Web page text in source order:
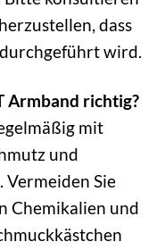
dass
wird.
Armband richtig?
mit
und
Sie
Chemikalien und